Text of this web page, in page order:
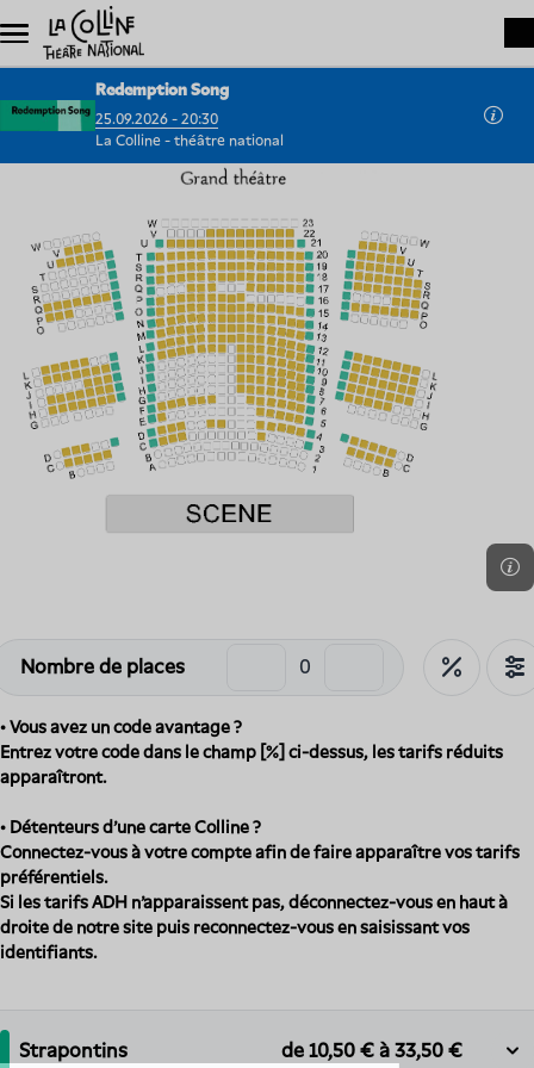
Aller au contenu principal
Redemption Song
25.09.2026 - 20:30
La Colline - théâtre national
Nombre de places
• Vous avez un code avantage ?
Entrez votre code dans le champ [%] ci-dessus, les tarifs réduits
apparaîtront.
• Détenteurs d'une carte Colline ?
Connectez-vous à votre compte afin de faire apparaître vos tarifs
préférentiels.
Si les tarifs ADH n'apparaissent pas, déconnectez-vous en haut à
droite de notre site puis reconnectez-vous en saisissant vos
identifiants.
Strapontins de 10,50 € à 33,50 €